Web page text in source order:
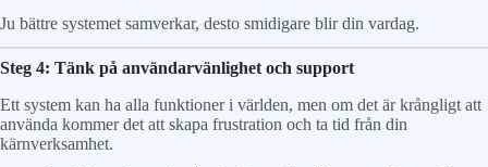
Ju bättre systemet samverkar, desto smidigare blir din vardag.
Steg 4: Tänk på användarvänlighet och support
Ett system kan ha alla funktioner i världen, men om det är krångligt att
använda kommer det att skapa frustration och ta tid från din
kärnverksamhet.